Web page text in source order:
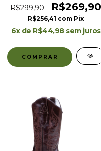
R$299,90 R$269,90
R$256,41 com Pix
6x de R$44,98 sem juros
COMPRAR